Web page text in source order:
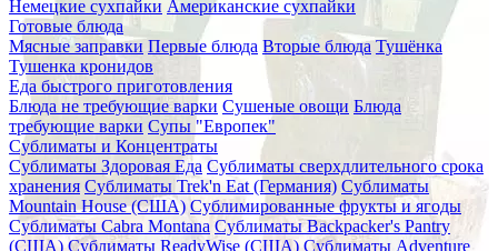
Немецкие сухпайки Американские сухпайки
Готовые блюда
Мясные заправки Первые блюда Вторые блюда Тушёнка
Тушенка кронидов
Еда быстрого приготовления
Блюда не требующие варки Сушеные овощи Блюда
требующие варки Супы "Европек"
Сублиматы и Концентраты
Сублиматы Здоровая Еда Сублиматы сверхдлительного срока
хранения Сублиматы Trek'n Eat (Германия) Сублиматы
Mountain House (США) Сублимированные фрукты и ягоды
Сублиматы Cabra Montana Сублиматы Backpacker's Pantry
(США) Сублиматы ReadyWise (США) Сублиматы Adventure